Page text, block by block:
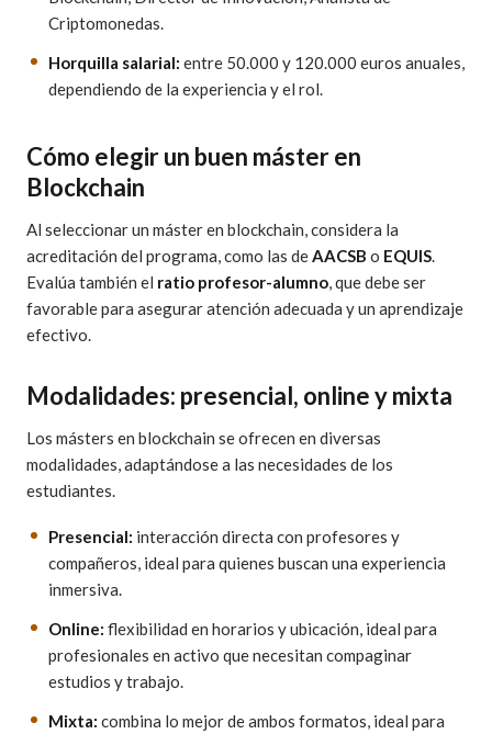
Criptomonedas.
Horquilla salarial: entre 50.000 y 120.000 euros anuales,
dependiendo de la experiencia y el rol.
Cómo elegir un buen máster en
Blockchain
Al seleccionar un máster en blockchain, considera la
acreditación del programa, como las deAACSB o EQUIS.
Evalúa también el ratio profesor-alumno, que debe ser
favorable para asegurar atención adecuada y un aprendizaje
efectivo.
Modalidades: presencial, online y mixta
Los másters en blockchain se ofrecen en diversas
modalidades, adaptándose a las necesidades de los
estudiantes.
Presencial: interacción directa con profesores y
compañeros, ideal para quienes buscan una experiencia
inmersiva.
Online: flexibilidad en horarios y ubicación, ideal para
profesionales en activo que necesitan compaginar
estudios y trabajo.
Mixta: combina lo mejor de ambos formatos, ideal para